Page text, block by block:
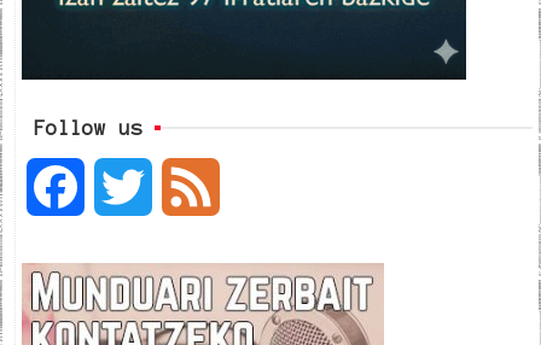
Follow us
c i e